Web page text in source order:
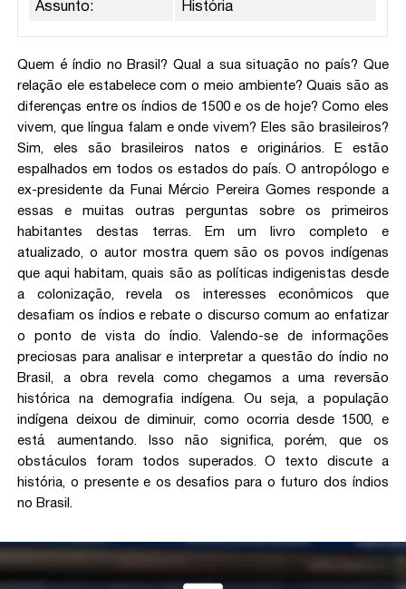
Assunto: História
Quem é índio no Brasil? Qual a sua situação no país? Que
relação ele estabelece com o meio ambiente? Quais são as
diferenças entre os índios de 1500 e os de hoje? Como eles
vivem, que língua falam e onde vivem? Eles são brasileiros?
Sim, eles são brasileiros natos e originários. E estão
espalhados em todos os estados do país. O antropólogo e
ex-presidente da Funai Mércio Pereira Gomes responde a
essas e muitas outras perguntas sobre os primeiros
habitantes destas terras. Em um livro completo e
atualizado, o autor mostra quem são os povos indígenas
que aqui habitam, quais são as políticas indigenistas desde
a colonização, revela os interesses econômicos que
desafiam os índios e rebate o discurso comum ao enfatizar
o ponto de vista do índio. Valendo-se de informações
preciosas para analisar e interpretar a questão do índio no
Brasil, a obra revela como chegamos a uma reversão
histórica na demografia indígena. Ou seja, a população
indígena deixou de diminuir, como ocorria desde 1500, e
está aumentando. Isso não significa, porém, que os
obstáculos foram todos superados. O texto discute a
história, o presente e os desafios para o futuro dos índios
no Brasil.